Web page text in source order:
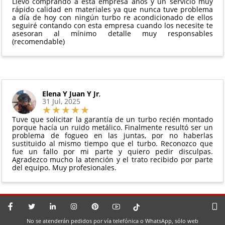
perfectas condiciones
rápido calidad en materiales ya que nunca tuve problema
a día de hoy con ningún turbo re acondicionado de ellos
seguiré contando con esta empresa cuando los necesite te
asesoran al mínimo detalle muy responsables
(recomendable)
Elena Y Juan Y Jr,
31 Jul, 2025
Tuve que solicitar la garantía de un turbo recién montado
porque hacía un ruido metálico. Finalmente resultó ser un
problema de fogueo en las juntas, por no haberlas
sustituido al mismo tiempo que el turbo. Reconozco que
fue un fallo por mi parte y quiero pedir disculpas.
Agradezco mucho la atención y el trato recibido por parte
del equipo. Muy profesionales.
No se atenderán pedidos por vía telefónica o WhatsApp, sólo web